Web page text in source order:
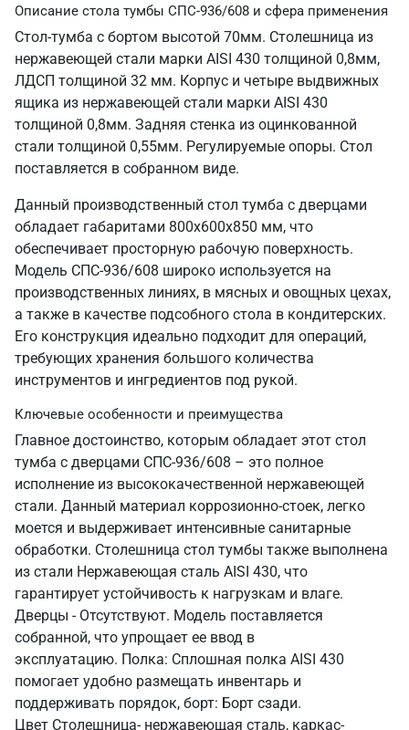
Описание стола тумбы СПС-936/608 и сфера применения
Стол-тумба с бортом высотой 70мм. Столешница из
нержавеющей стали марки AISI 430 толщиной 0,8мм,
ЛДСП толщиной 32 мм. Корпус и четыре выдвижных
ящика из нержавеющей стали марки AISI 430
толщиной 0,8мм. Задняя стенка из оцинкованной
стали толщиной 0,55мм. Регулируемые опоры. Стол
поставляется в собранном виде.
Данный производственный стол тумба с дверцами
обладает габаритами 800х600х850 мм, что
обеспечивает просторную рабочую поверхность.
Модель СПС-936/608 широко используется на
производственных линиях, в мясных и овощных цехах,
а также в качестве подсобного стола в кондитерских.
Его конструкция идеально подходит для операций,
требующих хранения большого количества
инструментов и ингредиентов под рукой.
Ключевые особенности и преимущества
Главное достоинство, которым обладает этот стол
тумба с дверцами СПС-936/608 – это полное
исполнение из высококачественной нержавеющей
стали. Данный материал коррозионно-стоек, легко
моется и выдерживает интенсивные санитарные
обработки. Столешница стол тумбы также выполнена
из стали Нержавеющая сталь AISI 430, что
гарантирует устойчивость к нагрузкам и влаге.
Дверцы - Отсутствуют. Модель поставляется
собранной, что упрощает ее ввод в
эксплуатацию. Полка: Сплошная полка AISI 430
помогает удобно размещать инвентарь и
поддерживать порядок, борт: Борт сзади.
Цвет Столешница- нержавеющая сталь, каркас-